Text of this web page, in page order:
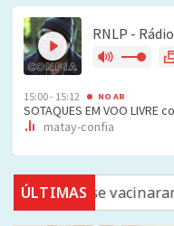
ÚLTIMAS
16 não se vacinaram